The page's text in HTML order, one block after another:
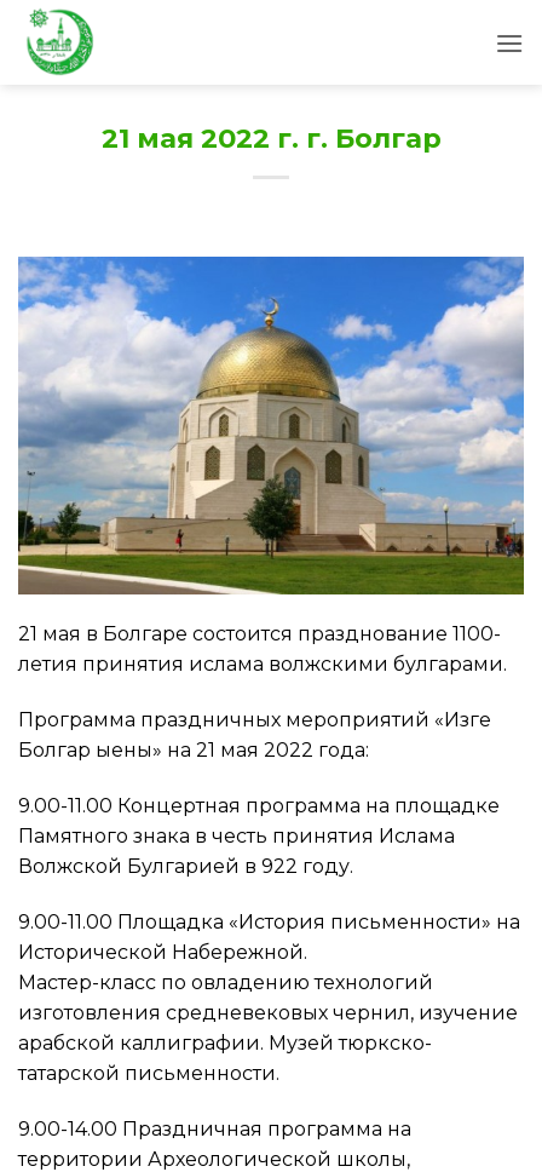
Skip
content
21 мая 2022 г. г. Болгар
21 мая в Болгаре состоится празднование 1100-
летия принятия ислама волжскими булгарами.
Программа праздничных мероприятий «Изге
Болгар җыены» на 21 мая 2022 года:
9.00-11.00 Концертная программа на площадке
Памятного знака в честь принятия Ислама
Волжской Булгарией в 922 году.
9.00-11.00 Площадка «История письменности» на
Исторической Набережной.
Мастер-класс по овладению технологий
изготовления средневековых чернил, изучение
арабской каллиграфии. Музей тюркско-
татарской письменности.
9.00-14.00 Праздничная программа на
территории Археологической школы,